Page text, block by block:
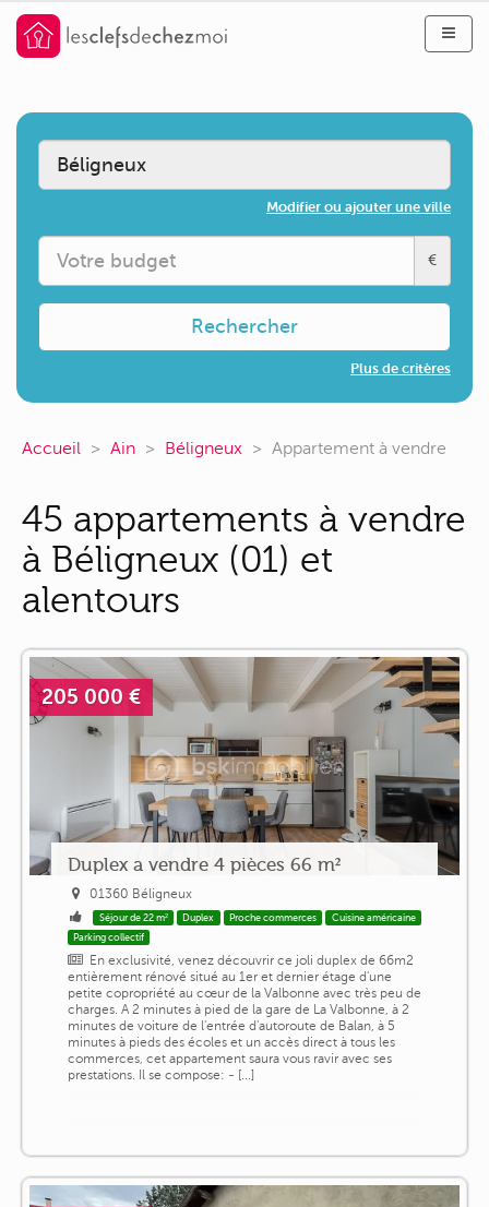
Modifier ou ajouter une ville
€
Rechercher
Plus de critères
Accueil Ain Béligneux Appartement à vendre
45 appartements à vendre
à Béligneux (01) et
alentours
205 000 €
Duplex a vendre 4 pièces 66 m²
01360 Béligneux
Séjour de 22 m² Duplex Proche commerces
Cuisine américaine
Parking collectif
En exclusivité, venez découvrir ce joli duplex de 66m2
entièrement rénové situé au 1er et dernier étage d'une
petite copropriété au cœur de la Valbonne avec très peu de
charges. A 2 minutes à pied de la gare de La Valbonne, à 2
minutes de voiture de l'entrée d'autoroute de Balan, à 5
minutes à pieds des écoles et un accès direct à tous les
commerces, cet appartement saura vous ravir avec ses
prestations. Il se compose: - [...]